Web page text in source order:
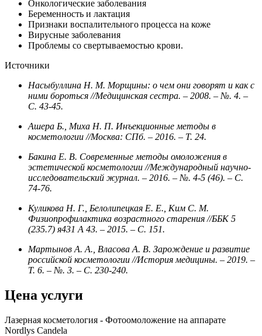
Онкологические заболевания
Беременность и лактация
Признаки воспалительного процесса на коже
Вирусные заболевания
Проблемы со свертываемостью крови.
Источники
Насыбуллина Н. М. Морщины: о чем они говорят и как с
ними бороться //Медицинская сестра. – 2008. – №. 4. –
С. 43-45.
Ашера Б., Миха Н. П. Инъекционные методы в
косметологии //Москва: СПб. – 2016. – Т. 24.
Бакина Е. В. Современные методы омоложения в
эстетической косметологии //Международный научно-
исследовательский журнал. – 2016. – №. 4-5 (46). – С.
74-76.
Куликова Н. Г., Белолипецкая Е. Е., Ким С. М.
Физиопрофилактика возрастного старения //ББК 5
(235.7) я431 А 43. – 2015. – С. 151.
Мартынов А. А., Власова А. В. Зарождение и развитие
российской косметологии //История медицины. – 2019. –
Т. 6. – №. 3. – С. 230-240.
Цена услуги
Лазерная косметология - Фотоомоложение на аппарате
Nordlys Candela